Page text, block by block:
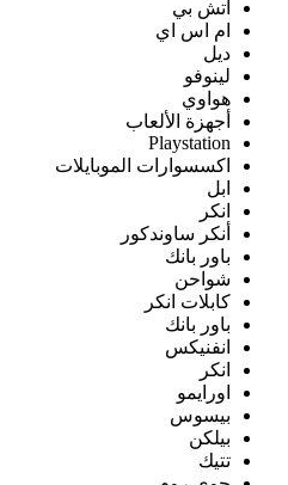
اتش بي
ام اس اي
ديل
لينوفو
هواوي
أجهزة الألعاب
Playstation
اكسسوارات الموبايلات
ابل
انكر
أنكر ساوندكور
باور بانك
شواحن
كابلات انكر
باور بانك
انفنيكس
انكر
اورايمو
بيسوس
بيلكن
تتيك